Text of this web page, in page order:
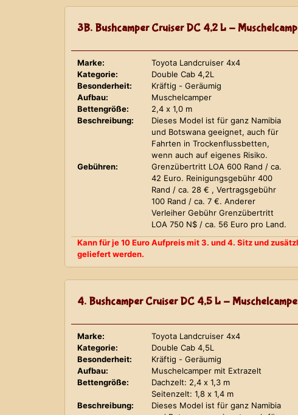
3B. Bushcamper Cruiser DC 4,2 L -
Marke:
Toyota Landcruiser 4x4
Kategorie:
Double Cab 4,2L
Besonderheit:
Kräftig - Geräumig
Aufbau:
Muschelcamper
Bettengröße:
2,4 x 1,0 m
Beschreibung:
Dieses Model ist für ganz Namibia
und Botswana geeignet, auch für
Fahrten in Trockenflussbetten,
wenn auch auf eigenes Risiko.
Gebühren:
Grenzübertritt LOA 600 Rand / ca.
42 Euro. Reinigungsgebühr 400
Rand / ca. 28 € , Vertragsgebühr
100 Rand / ca. 7 €. Anderer
Verleiher Gebühr Grenzübertritt
LOA 750 N$ / ca. 56 Euro pro Land.
Kann für je 10 Euro Aufpreis mit 3. und 4. Sitz und
geliefert werden.
4. Bushcamper Cruiser DC 4,5 L -
Marke:
Toyota Landcruiser 4x4
Kategorie:
Double Cab 4,5L
Besonderheit:
Kräftig - Geräumig
Aufbau:
Muschelcamper mit Extrazelt
Bettengröße:
Dachzelt: 2,4 x 1,3 m
Seitenzelt: 1,8 x 1,4 m
Beschreibung:
Dieses Model ist für ganz Namibia